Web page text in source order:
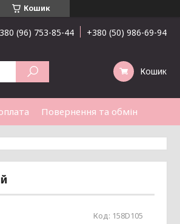
Кошик
(96) 753-85-44 +380 (50) 986-69-94
Кошик
Повернення та обмін
Код: 158D105